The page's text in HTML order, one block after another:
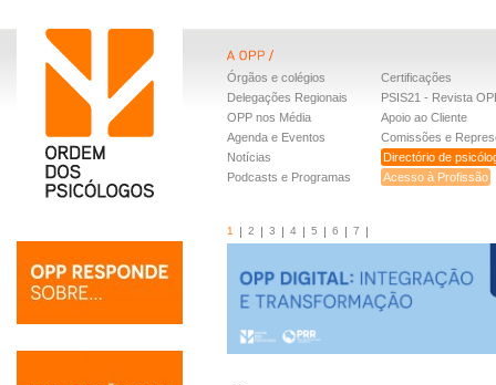
Órgãos e colégios
Delegações Regionais
OPP nos Média
Agenda e Eventos
Notícias
Podcasts e Programas
Certificações
PSIS21 - Revista
Apoio ao Cliente
Comissões e
Directório de
Acesso à Profissão
1 2 3 4 5 6 7